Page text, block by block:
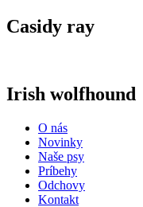
Casidy ray
Irish wolfhound
O nás
Novinky
Naše psy
Príbehy
Odchovy
Kontakt